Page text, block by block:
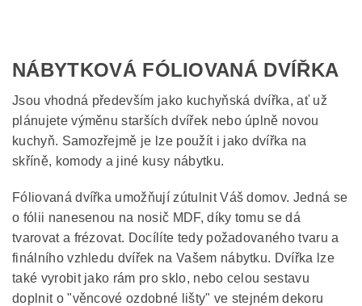
NÁBYTKOVÁ FÓLIOVANÁ DVÍŘKA
Jsou vhodná především jako kuchyňská dvířka, ať už
plánujete výměnu starších dvířek nebo úplně novou
kuchyň. Samozřejmě je lze použít i jako dvířka na
skříně, komody a jiné kusy nábytku.
Fóliovaná dvířka umožňují zútulnit Váš domov. Jedná se
o fólii nanesenou na nosič MDF, díky tomu se dá
tvarovat a frézovat. Docílíte tedy požadovaného tvaru a
finálního vzhledu dvířek na Vašem nábytku. Dvířka lze
také vyrobit jako rám pro sklo, nebo celou sestavu
doplnit o "věncové ozdobné lišty" ve stejném dekoru